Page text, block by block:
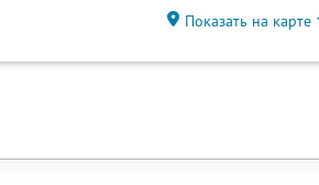
Показать на карте